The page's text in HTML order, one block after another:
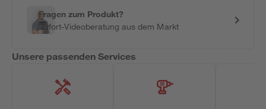
Fragen zum Produkt?
Sofort-Videoberatung aus dem Markt
Unsere passenden Services